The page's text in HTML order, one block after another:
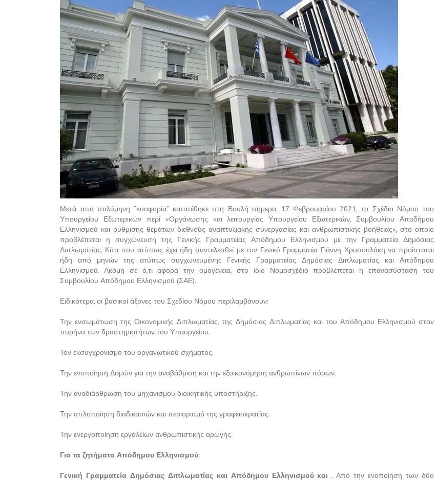
Μετά από πολύμηνη “κυοφορία” κατατέθηκε στη Βουλή σήμερα, 17 Φεβρουαρίου 2021, το Σχέδιο Νόμου του
Υπουργείου Εξωτερικών περί «Οργάνωσης και λειτουργίας Υπουργείου Εξωτερικών, Συμβουλίου Αποδήμου
Ελληνισμού και ρύθμισης θεμάτων διεθνούς αναπτυξιακής συνεργασίας και ανθρωπιστικής βοήθειας», στο οποίο
προβλέπεται η συγχώνευση της Γενικής Γραμματείας Απόδημου Ελληνισμού με την Γραμματεία Δημόσιας
Διπλωματίας. Κάτι που ατύπως έχει ήδη συντελεσθεί με τον Γενικό Γραμματέα Γιάννη Χρυσουλάκη να προΐσταται
ήδη από μηνών της ατύπως συγχωνευμένης Γενικής Γραμματείας Δημόσιας Διπλωματίας και Απόδημου
Ελληνισμού. Ακόμη σε ό,τι αφορά την ομογένεια, στο ίδιο Νομοσχέδιο προβλέπεται η επανασύσταση του
Συμβουλίου Απόδημου Ελληνισμού (ΣΑΕ).
Ειδικότερα, οι βασικοί άξονες του Σχεδίου Νόμου περιλαμβάνουν:
Την ενσωμάτωση της Οικονομικής Διπλωματίας, της Δημόσιας Διπλωματίας και του Απόδημου Ελληνισμού στον
πυρήνα των δραστηριοτήτων του Υπουργείου.
Τον εκσυγχρονισμό του οργανωτικού σχήματος.
Την ενοποίηση Δομών για την αναβάθμιση και την εξοικονόμηση ανθρωπίνων πόρων.
Την αναδιάρθρωση του μηχανισμού διοικητικής υποστήριξης.
Την απλοποίηση διαδικασιών και περιορισμό της γραφειοκρατίας.
Την ενεργοποίηση εργαλείων ανθρωπιστικής αρωγής.
Για τα ζητήματα Απόδημου Ελληνισμού:
Γενική Γραμματεία Δημόσιας Διπλωματίας και Απόδημου Ελληνισμού και . Από την ενοποίηση των δύο